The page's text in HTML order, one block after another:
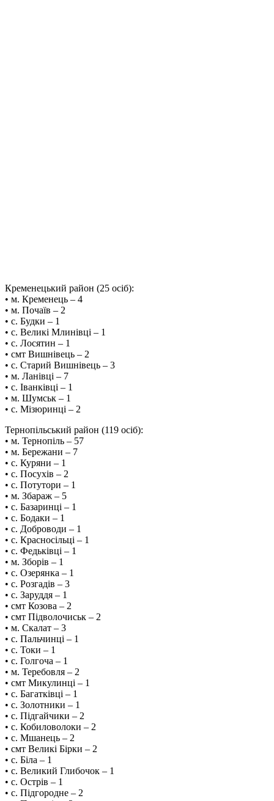
Кременецький район (25 осіб):
• м. Кременець – 4
• м. Почаїв – 2
• с. Будки – 1
• с. Великі Млинівці – 1
• с. Лосятин – 1
• смт Вишнівець – 2
• с. Старий Вишнівець – 3
• м. Ланівці – 7
• с. Іванківці – 1
• м. Шумськ – 1
• с. Мізюринці – 2
Тернопільський район (119 осіб):
• м. Тернопіль – 57
• м. Бережани – 7
• с. Куряни – 1
• с. Посухів – 2
• с. Потутори – 1
• м. Збараж – 5
• с. Базаринці – 1
• с. Бодаки – 1
• с. Доброводи – 1
• с. Красносільці – 1
• с. Федьківці – 1
• м. Зборів – 1
• с. Озерянка – 1
• с. Розгадів – 3
• с. Заруддя – 1
• смт Козова – 2
• смт Підволочиськ – 2
• м. Скалат – 3
• с. Пальчинці – 1
• с. Токи – 1
• с. Голгоча – 1
• м. Теребовля – 2
• смт Микулинці – 1
• с. Багатківці – 1
• с. Золотники – 1
• с. Підгайчики – 2
• с. Кобиловолоки – 2
• с. Мшанець – 2
• смт Великі Бірки – 2
• с. Біла – 1
• с. Великий Глибочок – 1
• с. Острів – 1
• с. Підгородне – 2